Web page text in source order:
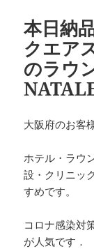
本日納
クエア
のラウ
大阪府のお客
ホテル・ラウ
設・クリニッ
すめです。
コロナ感染対
が人気です．